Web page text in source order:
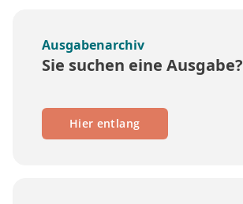
Ausgabenarchiv
Sie suchen eine Ausgabe?
Hier entlang